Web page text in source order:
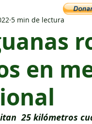
en
5 min de lectura
25 kilómetros